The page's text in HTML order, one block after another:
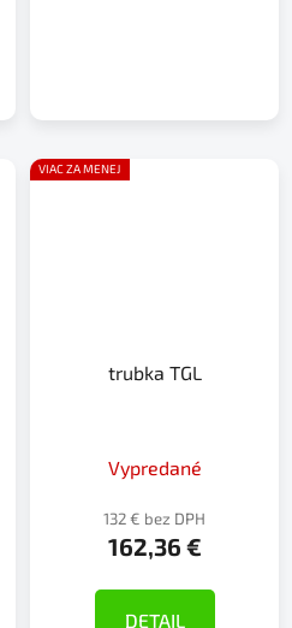
VIAC ZA MENEJ
trubka TGL
Vypredané
132 € bez DPH
162,36 €
DETAIL